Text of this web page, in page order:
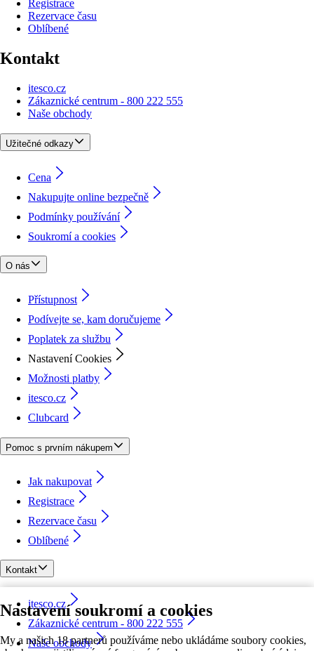
Nastavení soukromí a cookies
My a našich 18 partnerů používáme nebo ukládáme soubory cookies,
Registrace
Rezervace času
Oblíbené
Kontakt
itesco.cz
Zákaznické centrum - 800 222 555
Naše obchody
Užitečné odkazy
Cena
Nakupujte online bezpečně
Podmínky používání
Soukromí a cookies
O nás
Přístupnost
Podívejte se, kam doručujeme
Poplatek za službu
Nastavení Cookies
Možnosti platby
itesco.cz
Clubcard
Pomoc s prvním nákupem
Jak nakupovat
Registrace
Rezervace času
Oblíbené
Kontakt
itesco.cz
Zákaznické centrum - 800 222 555
Naše obchody